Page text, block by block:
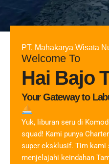
PT. Mahakarya Wisata
Welcome To
Hai Bajo
Your Gateway to
Yuk, liburan seru di
squad! Kami punya
super eksklusif. Tim kami
menjelajahi keindahan